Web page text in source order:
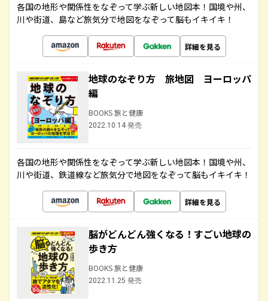
各国の地形や関係性をなぞって学ぶ新しい地図本！国境や州、
川や街道、島など旅気分で地図をなぞって脳もイキイキ！
詳細を見る
地球のなぞり方 旅地図 ヨーロッパ
編
BOOKS 旅と健康
2022.10.14 発売
各国の地形や関係性をなぞって学ぶ新しい地図本！国境や州、
川や街道、鉄道線など旅気分で地図をなぞって脳もイキイキ！
詳細を見る
脳がどんどん強くなる！すごい地球の
歩き方
BOOKS 旅と健康
2022.11.25 発売